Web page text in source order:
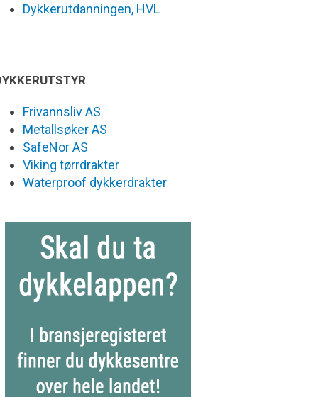
Dykkerutdanningen, HVL
Frivannsliv AS
Metallsøker AS
SafeNor AS
Viking tørrdrakter
Waterproof dykkerdrakter